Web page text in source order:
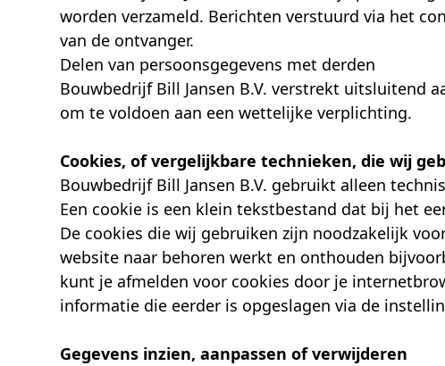
worden verzameld. Berichten verstuurd via het
van de ontvanger.
Delen van persoonsgegevens met derden
Bouwbedrijf Bill Jansen B.V. verstrekt uitsluitend
om te voldoen aan een wettelijke verplichting.
Cookies, of vergelijkbare technieken, die wij
Bouwbedrijf Bill Jansen B.V. gebruikt alleen
Een cookie is een klein tekstbestand dat bij het
De cookies die wij gebruiken zijn noodzakelijk
website naar behoren werkt en onthouden
kunt je afmelden voor cookies door je
informatie die eerder is opgeslagen via de
Gegevens inzien, aanpassen of verwijderen